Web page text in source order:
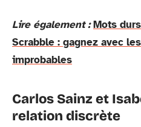
Lire également : Mots
Scrabble : gagnez avec
improbables
Carlos Sainz et
relation discrète